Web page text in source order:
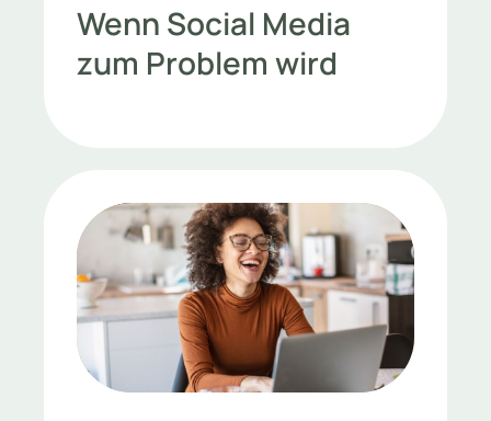
Wenn Social Media
zum Problem wird